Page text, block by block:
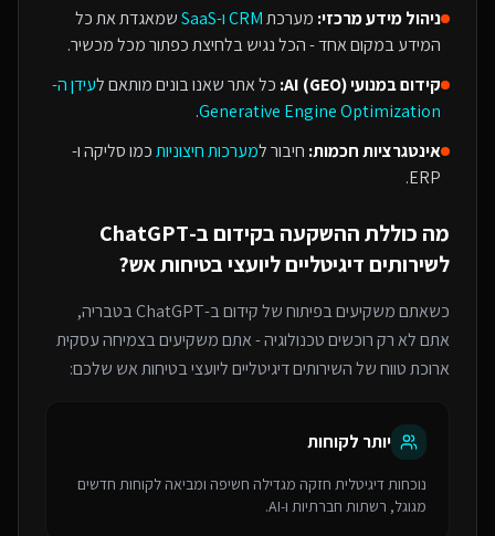
ניהול מידע מרכזי: מערכתCRM ו-SaaS
שמאגדת את כל
המידע במקום אחד - הכל נגיש בלחיצת כפתור מכל מכשיר.
קידום במנועי AI (GEO):
כל אתר שאנו בונים מותאם לעידן ה-
Generative Engine Optimization
.
אינטגרציות חכמות: חיבור למערכות חיצוניותכמו סליקה ו-
ERP.
מה כוללת ההשקעה בקידום ב-ChatGPT
לשירותים דיגיטליים ליועצי בטיחות אש?
כשאתם משקיעים בפיתוח שלקידום ב-ChatGPT בטבריה,
אתם לא רק רוכשים טכנולוגיה - אתם משקיעים בצמיחה עסקית
ארוכת טווח של השירותים דיגיטליים ליועצי בטיחות אש שלכם:
יותר לקוחות
נוכחות דיגיטלית חזקה מגדילה חשיפה ומביאה לקוחות חדשים
מגוגל, רשתות חברתיות ו-AI.